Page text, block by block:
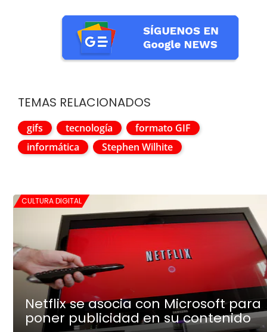
TEMAS RELACIONADOS
gifs tecnología
formato GIF
informática
Stephen Wilhite
CULTURA DIGITAL
Netflix se asocia con Microsoft para
poner publicidad en su contenido